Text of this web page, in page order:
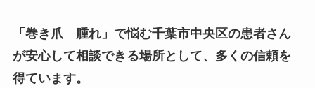
「巻き爪 腫れ」で悩む千葉市中央区の患者さん
が安心して相談できる場所として、多くの信頼を
得ています。